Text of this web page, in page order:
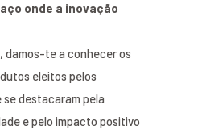
onde a inovação
damos-te a conhecer os
eleitos pelos
destacaram pela
e pelo impacto positivo